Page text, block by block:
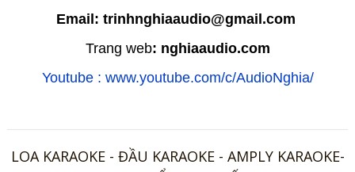
Email: trinhnghiaaudio@gmail.com
Trang web: nghiaaudio.com
Youtube : www.youtube.com/c/AudioNghia/
LOA KARAOKE - ĐẦU KARAOKE - AMPLY KARAOKE-